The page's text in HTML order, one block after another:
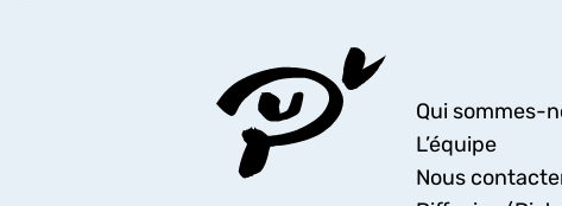
Qui sommes-
L’équipe
Nous